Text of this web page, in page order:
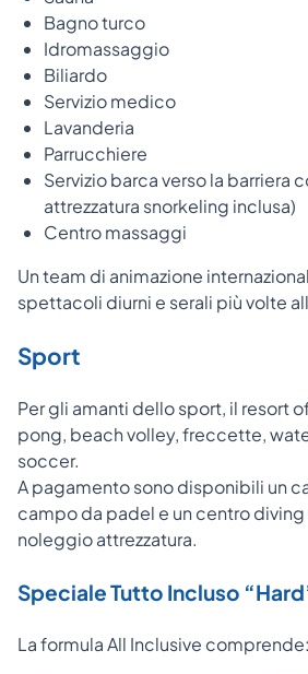
Bagno turco
Idromassaggio
Biliardo
Servizio medico
Lavanderia
Parrucchiere
Servizio barca verso la barriera
attrezzatura snorkeling inclusa)
Centro massaggi
Un team di animazione
spettacoli diurni e serali più volte
Sport
Per gli amanti dello sport, il resort
pong, beach volley, freccette,
soccer.
A pagamento sono disponibili un
campo da padel e un centro
noleggio attrezzatura.
Speciale Tutto Incluso
La formula All Inclusive comprende: